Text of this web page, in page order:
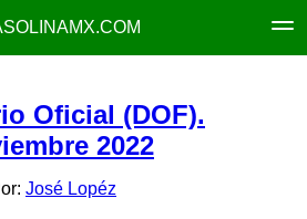
Oficial (DOF).
2022
José Lopéz